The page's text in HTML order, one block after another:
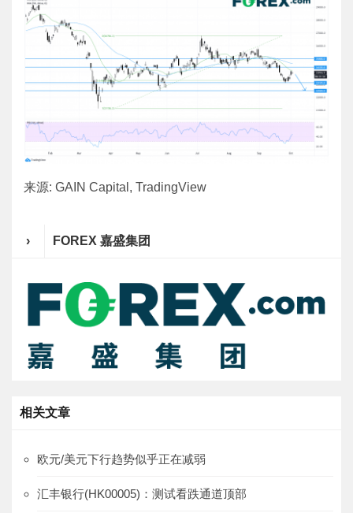
来源: GAIN Capital, TradingView
› FOREX 嘉盛集团
相关文章
欧元/美元下行趋势似乎正在减弱
汇丰银行(HK00005)：测试看跌通道顶部